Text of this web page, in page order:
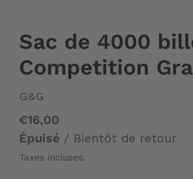
Sac de 4000
Competition
DISTRIBUTEUR
G&G
Prix
normal
€16,00
Épuisé / Bientôt de retour
Taxes incluses.